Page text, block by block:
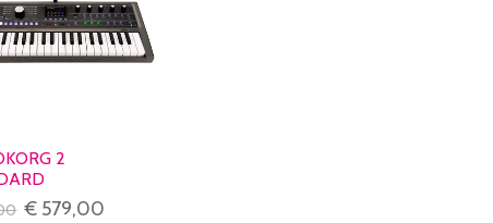
2
€ 579,00